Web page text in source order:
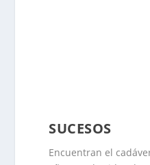
SUCESOS
Encuentran el